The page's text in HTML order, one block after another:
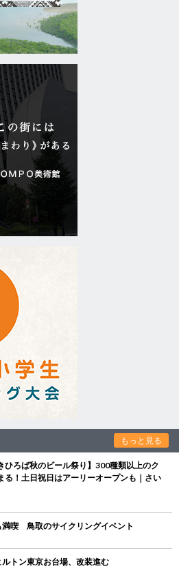
もっと見る
ひろば秋のビール祭り】300種類以上のク
る！土日祝日はアーリーオープンも｜さい
満喫 鳥取のサイクリングイベント
トン東京お台場、改装進む